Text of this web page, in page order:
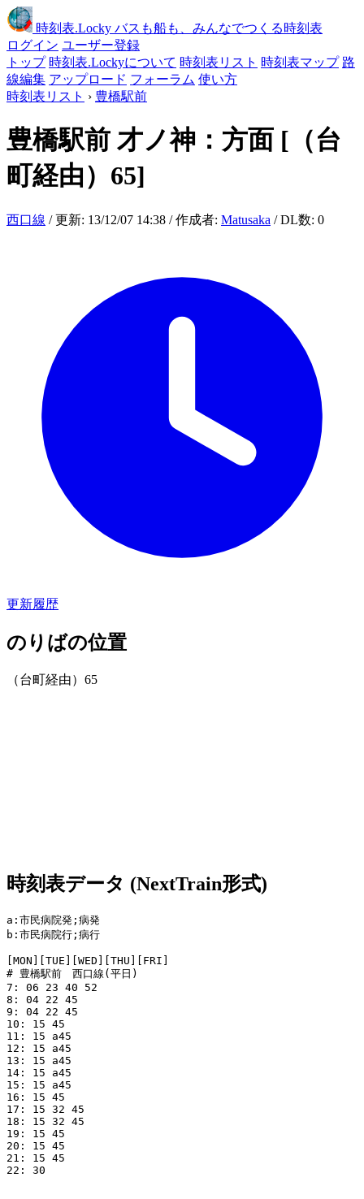
時刻表.Locky バスも船も、みんなでつくる時刻表
ログイン ユーザー登録
トップ 時刻表.Lockyについて 時刻表リスト 時刻表マップ 路
線編集 アップロード フォーラム 使い方
時刻表リスト › 豊橋駅前
豊橋駅前 才ノ神：方面 [（台
町経由）65]
西口線 / 更新: 13/12/07 14:38 / 作成者: Matusaka / DL数: 0
更新履歴
のりばの位置
（台町経由）65
時刻表データ (NextTrain形式)
a:市民病院発;病発
b:市民病院行;病行
[MON][TUE][WED][THU][FRI]
# 豊橋駅前　西口線(平日)
7: 06 23 40 52
8: 04 22 45
9: 04 22 45
10: 15 45
11: 15 a45
12: 15 a45
13: 15 a45
14: 15 a45
15: 15 a45
16: 15 45
17: 15 32 45
18: 15 32 45
19: 15 45
20: 15 45
21: 15 45
22: 30